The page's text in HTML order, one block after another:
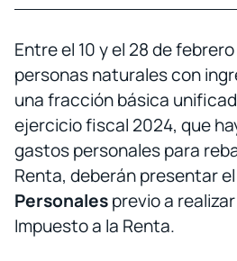
Entre el 10 y el 28 de
personas naturales con
una fracción básica
ejercicio fiscal 2024, que
gastos personales para
Renta, deberán presentar el
Personalesprevio a
Impuesto a la Renta.